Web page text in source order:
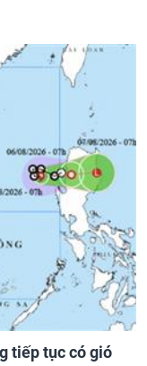
tiếp tục có gió